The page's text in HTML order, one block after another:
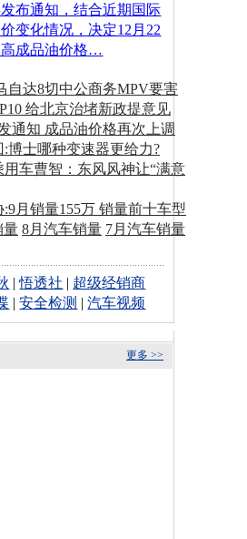
布通知，结合近期国际
变化情况，决定12月22
高成品油价格…
自达8切中公商务MPV要害
给北京治堵新政提意见
通知 成品油价格再次上调
:博士哪种变速器更给力?
用车曹智：东风风神让“满意
:9月销量155万 销量前十车型
量 8月汽车销量 7月汽车销量
|悟透社 | 超级经销商
|安全检测 |汽车视频
更多 >>